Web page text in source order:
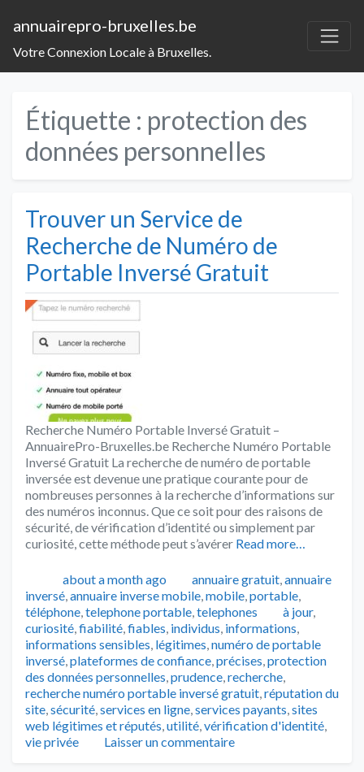
annuairepro-bruxelles.be
Votre Connexion Locale à Bruxelles.
Étiquette : protection des
données personnelles
Trouver un Service de
Recherche de Numéro de
Portable Inversé Gratuit
Recherche Numéro Portable Inversé Gratuit –
AnnuairePro-Bruxelles.be Recherche Numéro Portable
Inversé Gratuit La recherche de numéro de portable
inversée est devenue une pratique courante pour de
nombreuses personnes à la recherche d’informations sur
des numéros inconnus. Que ce soit pour des raisons de
sécurité, de vérification d’identité ou simplement par
curiosité, cette méthode peut s’avérer Read more…
Publié
about a month ago Catégories
annuaire gratuit,annuaire
inversé,annuaire inverse mobile,mobile,portable,
téléphone,telephone portable,telephones Tags
à jour,
curiosité,fiabilité,fiables, individus, informations,
informations sensibles, légitimes,numéro de portable
inversé,plateformes de confiance,précises,protection
des données personnelles,prudence,recherche,
recherche numéro portable inversé gratuit,réputation du
site,sécurité,services en ligne,services payants,sites
web légitimes et réputés,utilité,vérification d'identité,
vie privée
Laisser un commentaire